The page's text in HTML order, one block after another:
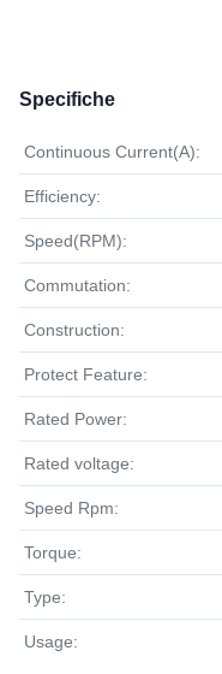
Specifiche
Continuous Current(A):
Efficiency:
Speed(RPM):
Commutation:
Construction:
Protect Feature:
Rated Power:
Rated voltage:
Speed Rpm:
Torque:
Type:
Usage: